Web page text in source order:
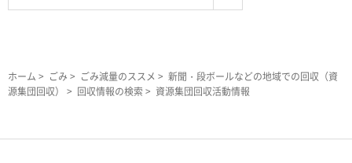
ホーム > ごみ > ごみ減量のススメ > 新聞・段ボールなどの地域での回収（資
源集団回収）
> 回収情報の検索 > 資源集団回収活動情報